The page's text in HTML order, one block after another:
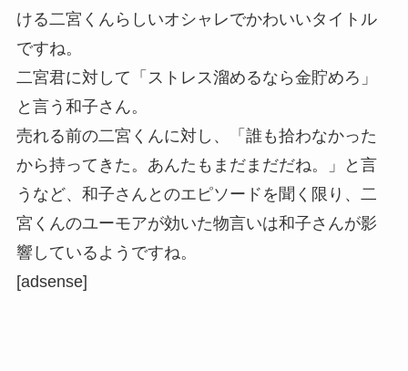
ける二宮くんらしいオシャレでかわいいタイトル
ですね。
二宮君に対して「 ストレス溜めるなら金貯めろ 」
と言う和子さん。
売れる前の二宮くんに対し、「誰も拾わなかった
から持ってきた。あんたもまだまだだね。」と言
うなど、和子さんとのエピソードを聞く限り、二
宮くんのユーモアが効いた物言いは和子さんが影
響しているようですね。
[adsense]